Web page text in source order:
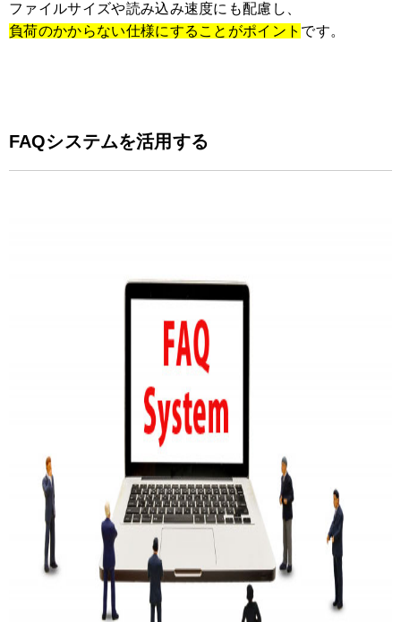
ファイルサイズや読み込み速度にも配慮し、
負荷のかからない仕様にすることがポイント です。
FAQシステムを活用する